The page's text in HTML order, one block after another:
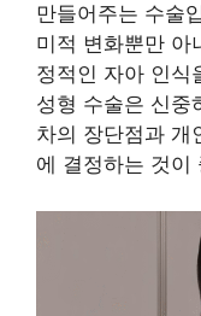
만들어주는 수술
미적 변화뿐만 아
정적인 자아 인식
성형 수술은 신중
차의 장단점과 개
에 결정하는 것이